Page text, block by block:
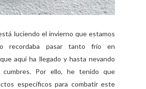
luciendo el invierno que estamos
recordaba pasar tanto frío en
aquí ha llegado y hasta nevando
cumbres. Por ello, he tenido que
específicos para combatir este